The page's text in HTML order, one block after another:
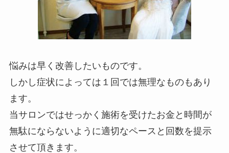
悩みは早く改善したいものです。
しかし症状によっては１回では無理なものもあり
ます。
当サロンではせっかく施術を受けたお金と時間が
無駄にならないように適切なペースと回数を提示
させて頂きます。